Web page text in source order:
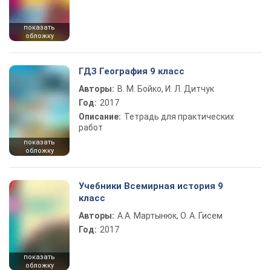
показать
обложку
показать
обложку
ГДЗ География 9 класс
Авторы: В. М. Бойко, И. Л. Дитчук
Год: 2017
Описание: Тетрадь для практических
работ
показать
обложку
Учебники Всемирная история 9
класс
Авторы: А.А. Мартынюк, О. А. Гисем
Год: 2017